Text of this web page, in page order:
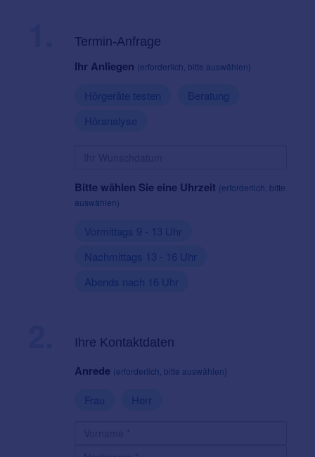
Termin-Anfrage
Ihr Anliegen (erforderlich, bitte auswählen)
Hörgeräte testen
Beratung
Höranalyse
Bitte wählen Sie eine Uhrzeit (erforderlich, bitte
auswählen)
Vormittags 9 - 13 Uhr
Nachmittags 13 - 16 Uhr
Abends nach 16 Uhr
Ihre Kontaktdaten
Anrede (erforderlich, bitte auswählen)
Frau Herr